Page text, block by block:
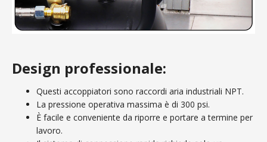
Design professionale:
Questi accoppiatori sono raccordi aria industriali NPT.
La pressione operativa massima è di 300 psi.
È facile e conveniente da riporre e portare a termine per
lavoro.